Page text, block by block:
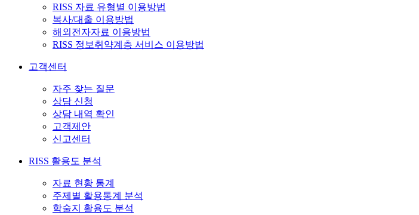
RISS 자료 유형별 이용방법
복사/대출 이용방법
해외전자자료 이용방법
RISS 정보취약계층 서비스 이용방법
고객센터
자주 찾는 질문
상담 신청
상담 내역 확인
고객제안
신고센터
RISS 활용도 분석
자료 현황 통계
주제별 활용통계 분석
학술지 활용도 분석